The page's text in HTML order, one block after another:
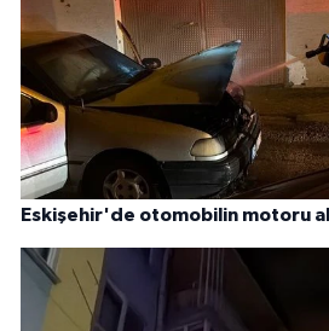
Eskişehir'de otomobilin motoru